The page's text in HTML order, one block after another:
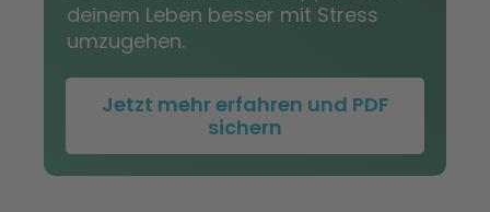
deinem Leben besser mit Stress
umzugehen.
Jetzt mehr erfahren und PDF
sichern